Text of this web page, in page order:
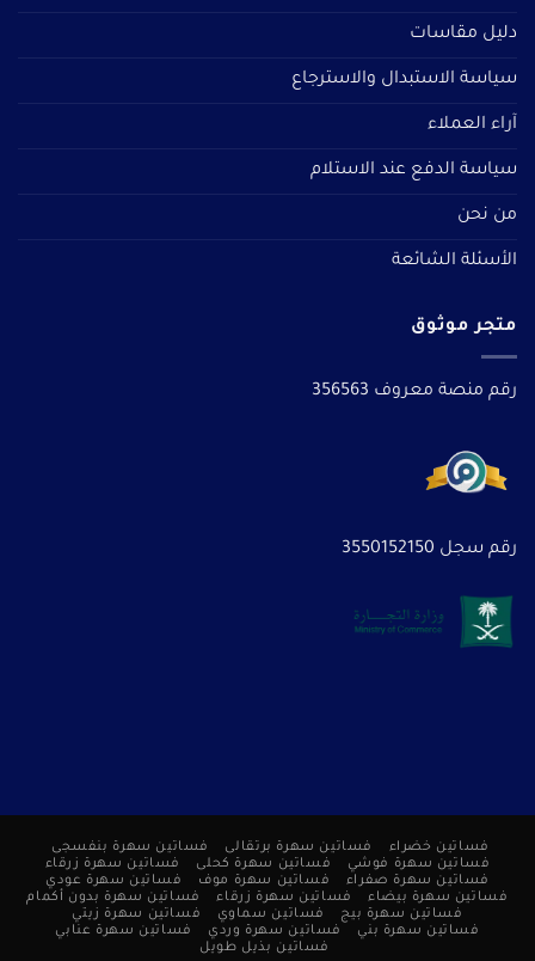
دليل مقاسات
سياسة الاستبدال والاسترجاع
آراء العملاء
سياسة الدفع عند الاستلام
من نحن
الأسئلة الشائعة
متجر موثوق
رقم منصة معروف 356563
رقم سجل 3550152150
فساتين خضراء فساتين سهرة برتقالى
فساتين سهرة بنفسجى
فساتين سهرة فوشي
فساتين سهرة كحلى
فساتين سهرة زرقاء
فساتين سهرة صفراء
فساتين سهرة موف
فساتين سهرة عودي
فساتين سهرة بيضاء
فساتين سهرة زرقاء
فساتين سهرة بدون أكمام
فساتين سهرة بيج
فساتين سماوي
فساتين سهرة زيتي
فساتين سهرة بني
فساتين سهرة وردي
فساتين سهرة عنابي
فساتين بذيل طويل